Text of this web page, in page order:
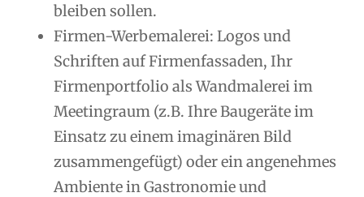
bleiben sollen.
Firmen-Werbemalerei: Logos und
Schriften auf Firmenfassaden, Ihr
Firmenportfolio als Wandmalerei im
Meetingraum (z.B. Ihre Baugeräte im
Einsatz zu einem imaginären Bild
zusammengefügt) oder ein angenehmes
Ambiente in Gastronomie und